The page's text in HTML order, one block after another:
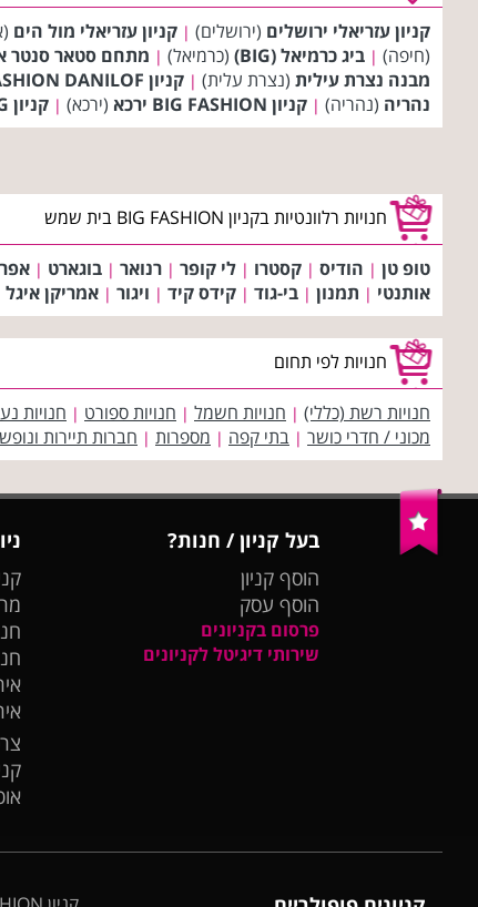
קניון עזריאלי ירושלים (ירושלים) | קניון עזריאלי מול הים
(חיפה) | ביג כרמיאל (BIG) (כרמיאל) | מתחם סטאר סנטר
מבנה נצרת עילית (נצרת עלית) | קניון BIG FASHION DANILOF טבריה
נהריה (נהריה) | קניון BIG FASHION ירכא (ירכא) | קניון G יבנה
חנויות רלוונטיות בקניון BIG FASHION בית שמש
טופ טן | הודיס | קסטרו | לי קופר | רנואר | בוגארט |
אותנטי | תמנון | בי-גוד | קידס קיד | ויגור | אמריקן איגל
חנויות לפי תחום
חנויות רשת (כללי) | חנויות חשמל | חנויות ספורט | חנויות
מכוני / חדרי כושר | בתי קפה | מספרות | חברות תיירות ונופש
בעל קניון / חנות?
הוסף קניון
הוסף עסק
פרסום בקניונים
שירותי דיגיטל לקניונים